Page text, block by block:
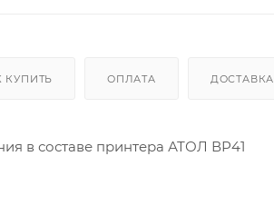
КУПИТЬ ОПЛАТА ДОСТАВКА
в составе принтера АТОЛ ВР41